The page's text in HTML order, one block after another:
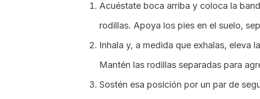
Acuéstate boca arriba y coloca la
rodillas. Apoya los pies en el suelo,
Inhala y, a medida que exhalas, eleva
Mantén las rodillas separadas para
Sostén esa posición por un par de